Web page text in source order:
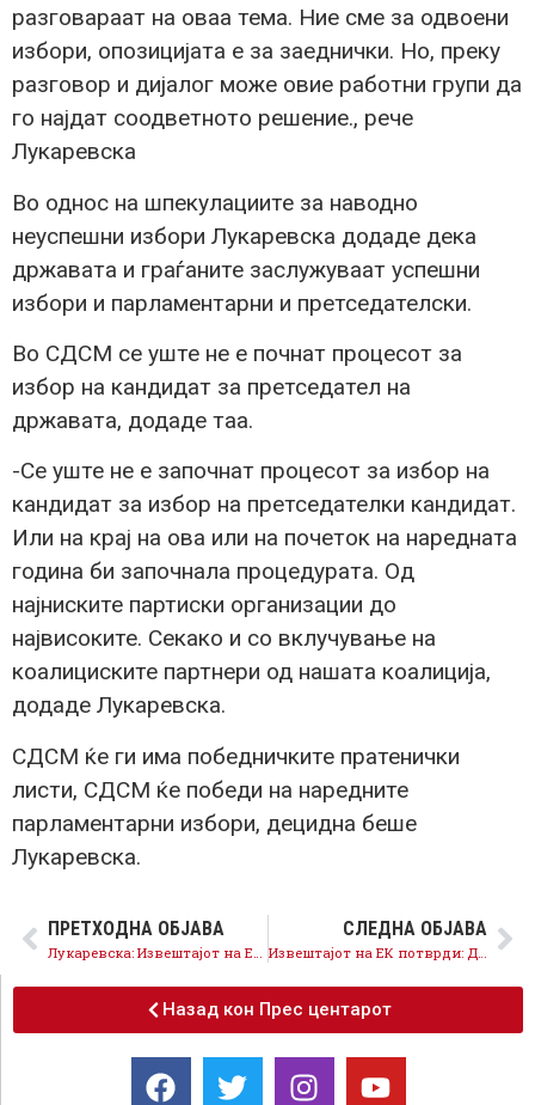
разговараат на оваа тема. Ние сме за одвоени
избори, опозицијата е за заеднички. Но, преку
разговор и дијалог може овие работни групи да
го најдат соодветното решение., рече
Лукаревска
Во однос на шпекулациите за наводно
неуспешни избори Лукаревска додаде дека
државата и граѓаните заслужуваат успешни
избори и парламентарни и претседателски.
Во СДСМ се уште не е почнат процесот за
избор на кандидат за претседател на
државата, додаде таа.
-Се уште не е започнат процесот за избор на
кандидат за избор на претседателки кандидат.
Или на крај на ова или на почеток на наредната
година би започнала процедурата. Од
најниските партиски организации до
највисоките. Секако и со вклучување на
коалициските партнери од нашата коалиција,
додаде Лукаревска.
СДСМ ќе ги има победничките пратенички
листи, СДСМ ќе победи на наредните
парламентарни избори, децидна беше
Лукаревска.
ПРЕТХОДНА ОБЈАВА
Лукаревска: Извештајот на ЕК има критики за кочење на Собранието, реформските процеси треба да продолжат
СЛЕДНА ОБЈАВА
Извештајот на ЕК потврди: ДПМНЕ и Мицкоски се главни кочничари
Назад кон Прес центарот